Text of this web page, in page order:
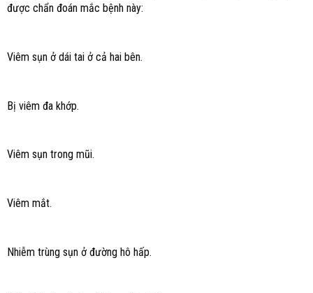
được chẩn đoán mắc bệnh này:
Viêm sụn ở dái tai ở cả hai bên.
Bị viêm đa khớp.
Viêm sụn trong mũi.
Viêm mắt.
Nhiễm trùng sụn ở đường hô hấp.